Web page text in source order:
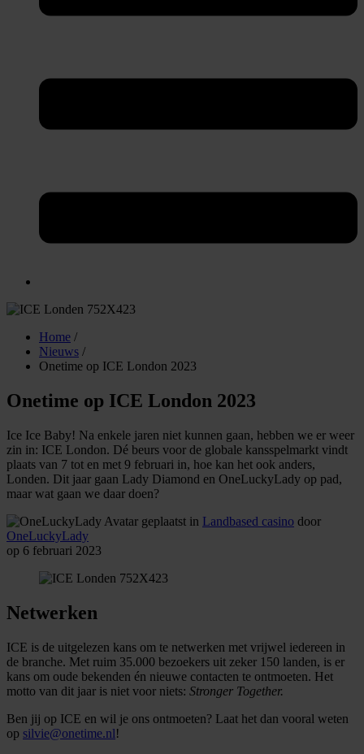
Home /
Nieuws /
Onetime op ICE London 2023
Onetime op ICE London 2023
Ice Ice Baby! Na enkele jaren niet kunnen gaan, hebben we er weer
zin in: ICE London. Dé beurs voor de globale kansspelmarkt vindt
plaats van 7 tot en met 9 februari in, hoe kan het ook anders,
Londen. Dit jaar gaan Lady Diamond en OneLuckyLady op pad,
maar wat gaan we daar doen?
geplaatst in Landbased casino door
OneLuckyLady
op 6 februari 2023
Netwerken
ICE is de uitgelezen kans om te netwerken met vrijwel iedereen in
de branche. Met ruim 35.000 bezoekers uit zeker 150 landen, is er
kans om oude bekenden én nieuwe contacten te ontmoeten. Het
motto van dit jaar is niet voor niets: Stronger Together.
Ben jij op ICE en wil je ons ontmoeten? Laat het dan vooral weten
op silvie@onetime.nl!